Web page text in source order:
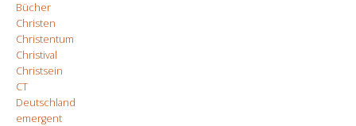
Bücher
Christen
Christentum
Christival
Christsein
CT
Deutschland
emergent